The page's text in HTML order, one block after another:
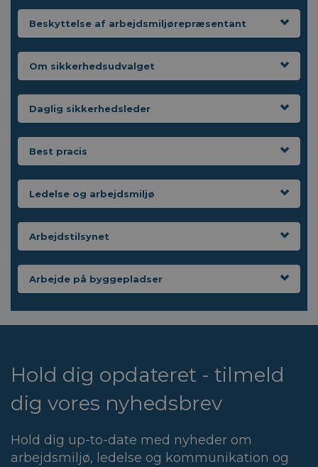
Beskyttelse af arbejdsmiljørepræsentant
Om sikkerhedsudvalget
Daglig sikkerhedsleder
Best pracis
Ledelse og arbejdsmiljø
Arbejdstilsynet
Arbejde på byggepladser
Hold dig opdateret - tilmeld
dig vores nyhedsbrev
Hold dig up-to-date med nyheder om
arbejdsmiljø, ledelse og kommunikation og